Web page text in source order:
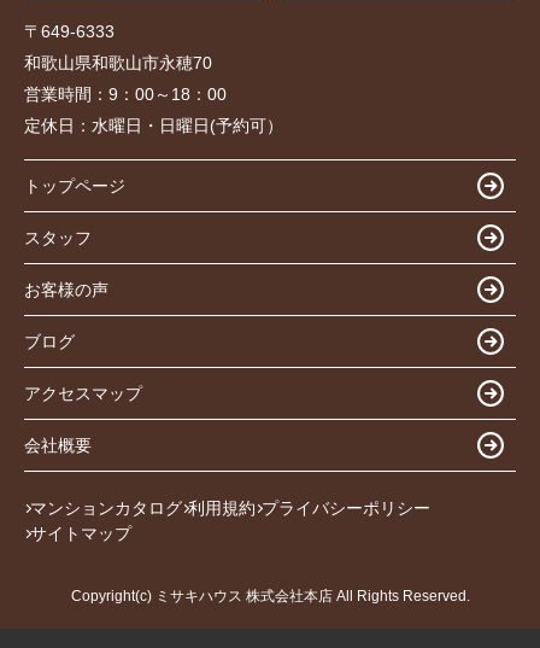
〒649-6333
和歌山県和歌山市永穂70
営業時間： 9：00～18：00
定休日： 水曜日・日曜日(予約可）
トップページ
スタッフ
お客様の声
ブログ
アクセスマップ
会社概要
マンションカタログ 利用規約 プライバシーポリシー
サイトマップ
Copyright(c) ミサキハウス 株式会社本店 All Rights Reserved.